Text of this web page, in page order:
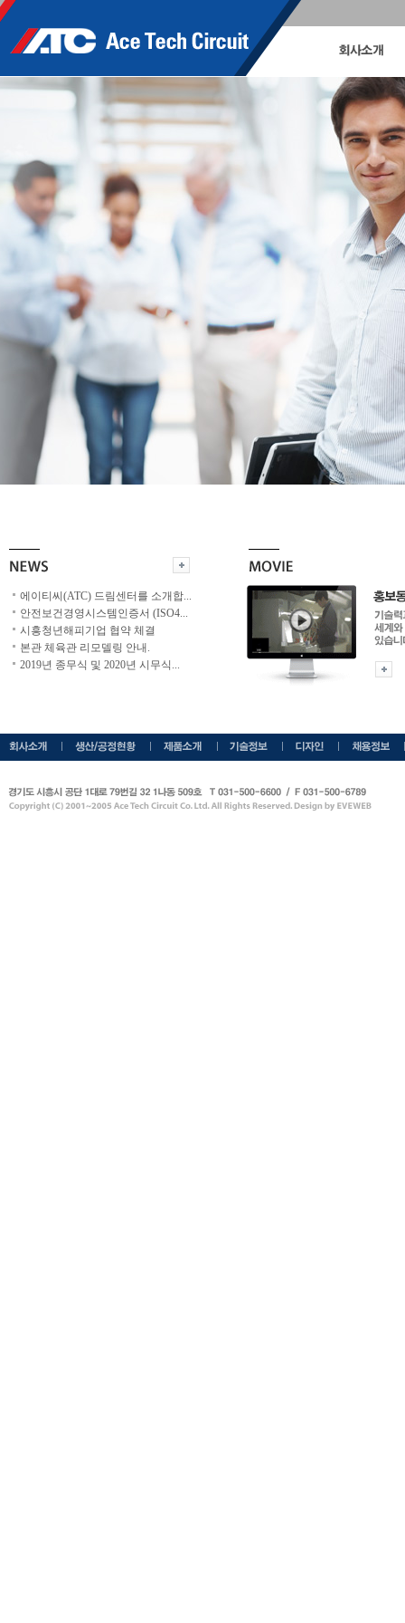
에이티씨(ATC) 드림센터를 소개합...
안전보건경영시스템인증서 (ISO4...
시흥청년해피기업 협약 체결
본관 체육관 리모델링 안내.
2019년 종무식 및 2020년 시무식 ...